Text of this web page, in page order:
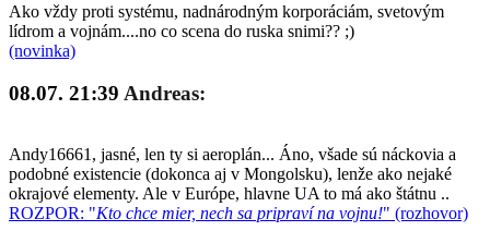
Ako vždy proti systému, nadnárodným korporáciám, svetovým
lídrom a vojnám....no co scena do ruska snimi?? ;)
(novinka)
08.07. 21:39 Andreas:
Andy16661, jasné, len ty si aeroplán... Áno, všade sú náckovia a
podobné existencie (dokonca aj v Mongolsku), lenže ako nejaké
okrajové elementy. Ale v Európe, hlavne UA to má ako štátnu ..
ROZPOR: "Kto chce mier, nech sa pripraví na vojnu!" (rozhovor)